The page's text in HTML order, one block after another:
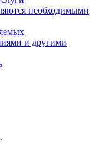
необходимыми
и другими